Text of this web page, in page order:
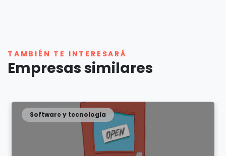
TAMBIÉN TE INTERESARÁ
Empresas similares
Software y tecnología